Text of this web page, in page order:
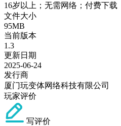
16岁以上；无需网络；付费下载
文件大小
95MB
当前版本
1.3
更新日期
2025-06-24
发行商
厦门玩变体网络科技有限公司
玩家评价
写评价